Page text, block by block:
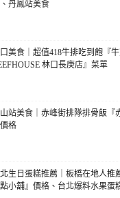
丹鳳站美食
美食｜超值418牛排吃到飽『
林口長庚店』菜單
站美食｜赤峰街排隊排骨飯『
格
生日蛋糕推薦｜板橋在地人推
小舖』價格、台北爆料水果蛋